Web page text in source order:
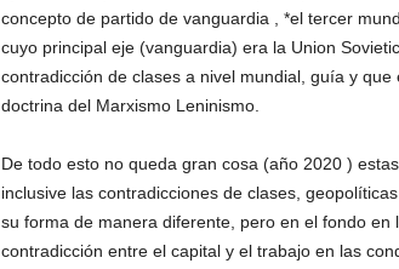
concepto de partido de vanguardia , *el tercer
cuyo principal eje (vanguardia) era la Union
contradicción de clases a nivel mundial, guía y
doctrina del Marxismo Leninismo.
De todo esto no queda gran cosa (año 2020 )
inclusive las contradicciones de clases,
su forma de manera diferente, pero en el fondo en
contradicción entre el capital y el trabajo en las